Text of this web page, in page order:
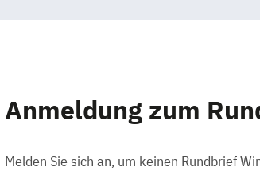
Anmeldung zum
Melden Sie sich an, um keinen Rundbrief